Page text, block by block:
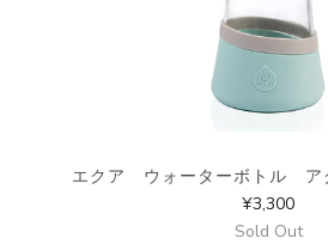
エクア ウォーターボトル
¥3,300
Sold Out